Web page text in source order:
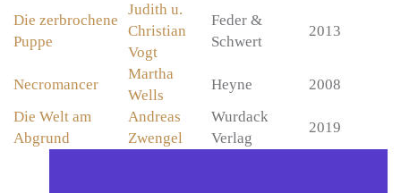
Die zerbrochene
Puppe
Judith u.
Christian
Vogt
Feder &
Schwert
2013
Necromancer
Martha
Wells
Heyne
2008
Die Welt am
Abgrund
Andreas
Zwengel
Wurdack
Verlag
2019